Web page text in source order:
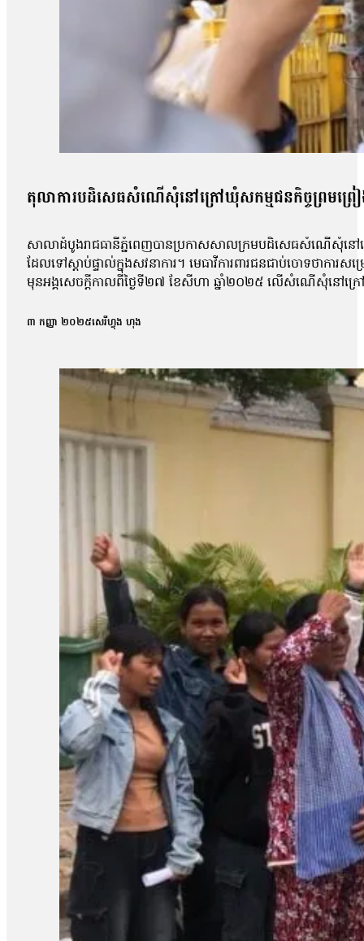
តុលាការបដិសេធសំណើសុំនៅក្រៅឃុំសកម្មជនកិច្ចព្រមព្រ
សាលាដំបូងរាជធានីភ្នំពេញបានប្រកាសសាលក្រមបដិសេធសំណើសុំនៅក្
ដែលទៅស្ដាប់ផ្ទាល់ក្នុងសវនាការ។ មេធាវីការពារជនជាប់ចោទថាកា
មុនអង្គសេចក្ដីកាលពីថ្ងៃទី២៧ ខែសីហា ឆ្នាំ២០២៥ លើសំណើសុំនៅក្រ
កិច្ចព្រមព្រៀងសន្តិភាពក្រុងប៉ារីសគឺលោក សឺន ជុំជួន បានថ្លែងប្រាប់
លោកបន្ថែមថា៖ «យើងនៅតែចាត់ទុកថាជាការប៉ះពាល់ទៅលើសិទ្ធិន
ហ្នឹងមានសេរីភាព […]ក្នុងនាមជាមេធាវី យើងមិនអាចទទួលយកបាន
លោកមេធាវីឱ្យដឹងថា តុលាការបានបើកសវនាការអង្គសេចក្ដីល
លទ្ធផលសំណើសុំនៅក្រៅឃុំដែលបានស្នើកាលពីថ្ងៃទី២៧ ខែសីហា។ បង
ស្រីគាត់ និងសកម្មជនឯទៀត ព្រោះការបន្តឃុំខ្លួននេះបានធ្វើឱ្យប៉ះ
របស់បងសាន សិទ្ធ ដែលគាត់ត្រូវទទួលបន្ទុក។ អ៊ីចឹងខ្ញុំគិតថា ទី១ការអ
របស់បងប្រុសគាត់ ហើយអ្នកស្រីស្នើសុំតុលាការពិចារណាដោះលែងលោក
ទៅឱ្យនៅក្រៅឃុំតាមការស្នើសុំរបស់ក្រុមគ្រួសារ ហើយហ្នឹងក៏ជាសិទ្ធិរ
ករណីនេះ មន្រ្តីអង្កេតជាន់ខ្ពស់ នៃសមាគមន៍ការពារសិទ្ធិមនុស្ស និង
ពេលដែលច្បាប់កំណត់។ លោកថារដ្ឋាភិបាល និងតុលាការគួរដោះលែង
ទាន់បើកសវនាការផង ឃុំគាត់រហូតដល់លើសនីតិវិធីនៃការឃុំខ្លួនដែ
បន្ថែម៖ «គួរតែឈប់ធ្វើទុក្ខបុកម្នេញដល់ប្រជាពលរដ្ឋដែលធ្វើការង
សាសន៍របស់គាត់ ជាពិសេសអ្នកដែលធ្វើការងារសង្គមដូចជា២៣តុលា
ក្រោយពីពួកគាត់លើកឡើងពីគុណសម្បត្តិ និងគុណវិបត្តិ នៃការបង្កើត
សន្តិសុខសង្គម» ទាក់ទងនឹងការអធិប្បាយនានាពី CLV មានអ្នក
ដោយក្នុងសំណុំរឿងទី១មានលោក ស៊្រុន ស៊្រន កញ្ញា…
៣ កញ្ញា ២០២៥សេរីហ្វុង ហុង